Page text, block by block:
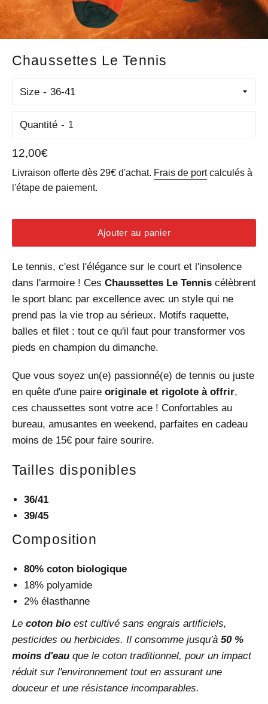
Chaussettes Le Tennis
Size
Quantité
Prix
régulier
12,00€
Livraison offerte dès 29€ d'achat. Frais de portcalculés à
l'étape de paiement.
Ajouter au panier
Le tennis, c'est l'élégance sur le court et l'insolence
dans l'armoire ! Ces Chaussettes Le Tennis célèbrent
le sport blanc par excellence avec un style qui ne
prend pas la vie trop au sérieux. Motifs raquette,
balles et filet : tout ce qu'il faut pour transformer vos
pieds en champion du dimanche.
Que vous soyez un(e) passionné(e) de tennis ou juste
en quête d'une paire originale et rigolote à offrir,
ces chaussettes sont votre ace ! Confortables au
bureau, amusantes en weekend, parfaites en cadeau
moins de 15€ pour faire sourire.
Tailles disponibles
36/41
39/45
Composition
80% coton biologique
18% polyamide
2% élasthanne
Le coton bio est cultivé sans engrais artificiels,
pesticides ou herbicides. Il consomme jusqu'à 50 %
moins d'eau que le coton traditionnel, pour un impact
réduit sur l'environnement tout en assurant une
douceur et une résistance incomparables.